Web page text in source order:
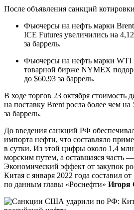
После объявления санкций
Фьючерсы на нефть марки
ICE Futures увеличились на
за баррель.
Фьючерсы на нефть марки WTI
товарной бирже NYMEX
до $60,93 за баррель.
В ходе торгов 23 октября стоимость
на поставку Brent росла более чем
за баррель.
До введения санкций РФ
импорта нефти, что составляло
в сутки. Из этой цифры около 1,4
морским путем, а оставшаяся часть
Экономический эффект от закупок
Китая с января 2022 года составил
по данным главы «Роснефти» Игоря